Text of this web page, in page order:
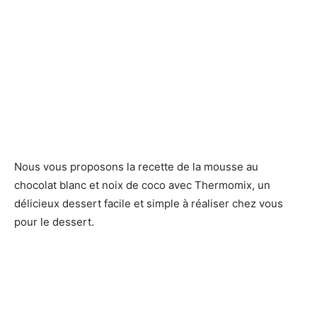
Nous vous proposons la recette de la mousse au
chocolat blanc et noix de coco avec Thermomix, un
délicieux dessert facile et simple à réaliser chez vous
pour le dessert.